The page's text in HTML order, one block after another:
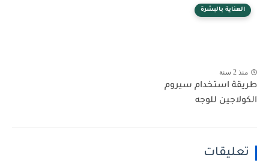
العناية بالبشرة
منذ 2 سنة
طريقة استخدام سيروم
الكولاجين للوجه
تعليقات